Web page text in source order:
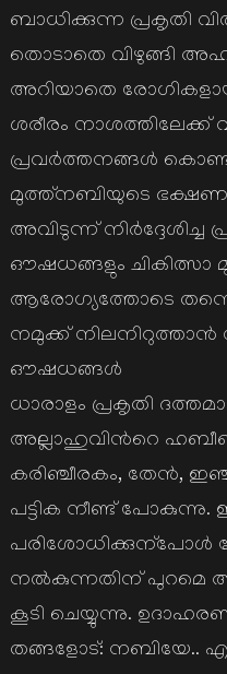
ബാധിക്കുന്ന പ്രകൃതി
തൊടാതെ വിഴുങ്ങി
അറിയാതെ
ശരീരം നാശത്തിലേക്ക്
പ്രവര്‍ത്തനങ്ങള്‍
മുത്ത്നബിയുടെ ഭക്ഷണ
അവിടുന്ന് നിര്‍ദ്ദേശിച്ച
ഔഷധങ്ങളും ചികിത്സാ
ആരോഗ്യത്തോടെ
നമുക്ക് നിലനിറുത്താന്‍
ഔഷധങ്ങള്‍
ധാരാളം പ്രകൃതി
അല്ലാഹുവിന്‍റെ ഹബീബ്
കരിഞ്ചീരകം, തേന്‍,
പട്ടിക നീണ്ട്
പരിശോധിക്കുന്പോള്‍
നല്‍കുന്നതിന് പുറമെ
കൂടി ചെയ്യുന്നു.
തങ്ങളോട്: